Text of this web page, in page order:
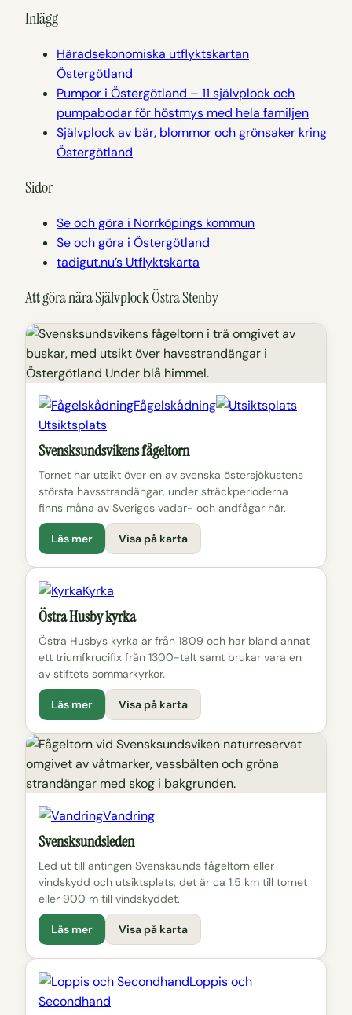
Inlägg
Häradsekonomiska utflyktskartan
Östergötland
Pumpor i Östergötland – 11 självplock och
pumpabodar för höstmys med hela familjen
Självplock av bär, blommor och grönsaker kring
Östergötland
Sidor
Se och göra i Norrköpings kommun
Se och göra i Östergötland
tadigut.nu’s Utflyktskarta
Att göra nära Självplock Östra Stenby
Fågelskådning
Utsiktsplats
Svensksundsvikens fågeltorn
Tornet har utsikt över en av svenska östersjökustens
största havsstrandängar, under sträckperioderna
finns måna av Sveriges vadar- och andfågar här.
Läs mer Visa på karta
Kyrka
Östra Husby kyrka
Östra Husbys kyrka är från 1809 och har bland annat
ett triumfkrucifix från 1300-talt samt brukar vara en
av stiftets sommarkyrkor.
Läs mer Visa på karta
Vandring
Svensksundsleden
Led ut till antingen Svensksunds fågeltorn eller
vindskydd och utsiktsplats, det är ca 1.5 km till tornet
eller 900 m till vindskyddet.
Läs mer Visa på karta
Loppis och
Secondhand